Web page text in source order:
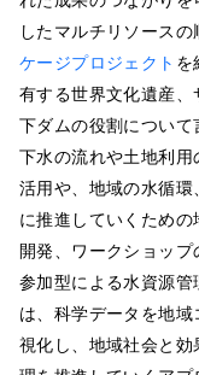
したマルチリソースの
ケージプロジェクト を
有する世界文化遺産
下ダムの役割につい
下水の流れや土地利
活用や、地域の水循
に推進していくため
開発、ワークショッ
参加型による水資源
は、科学データを地
視化し、地域社会と